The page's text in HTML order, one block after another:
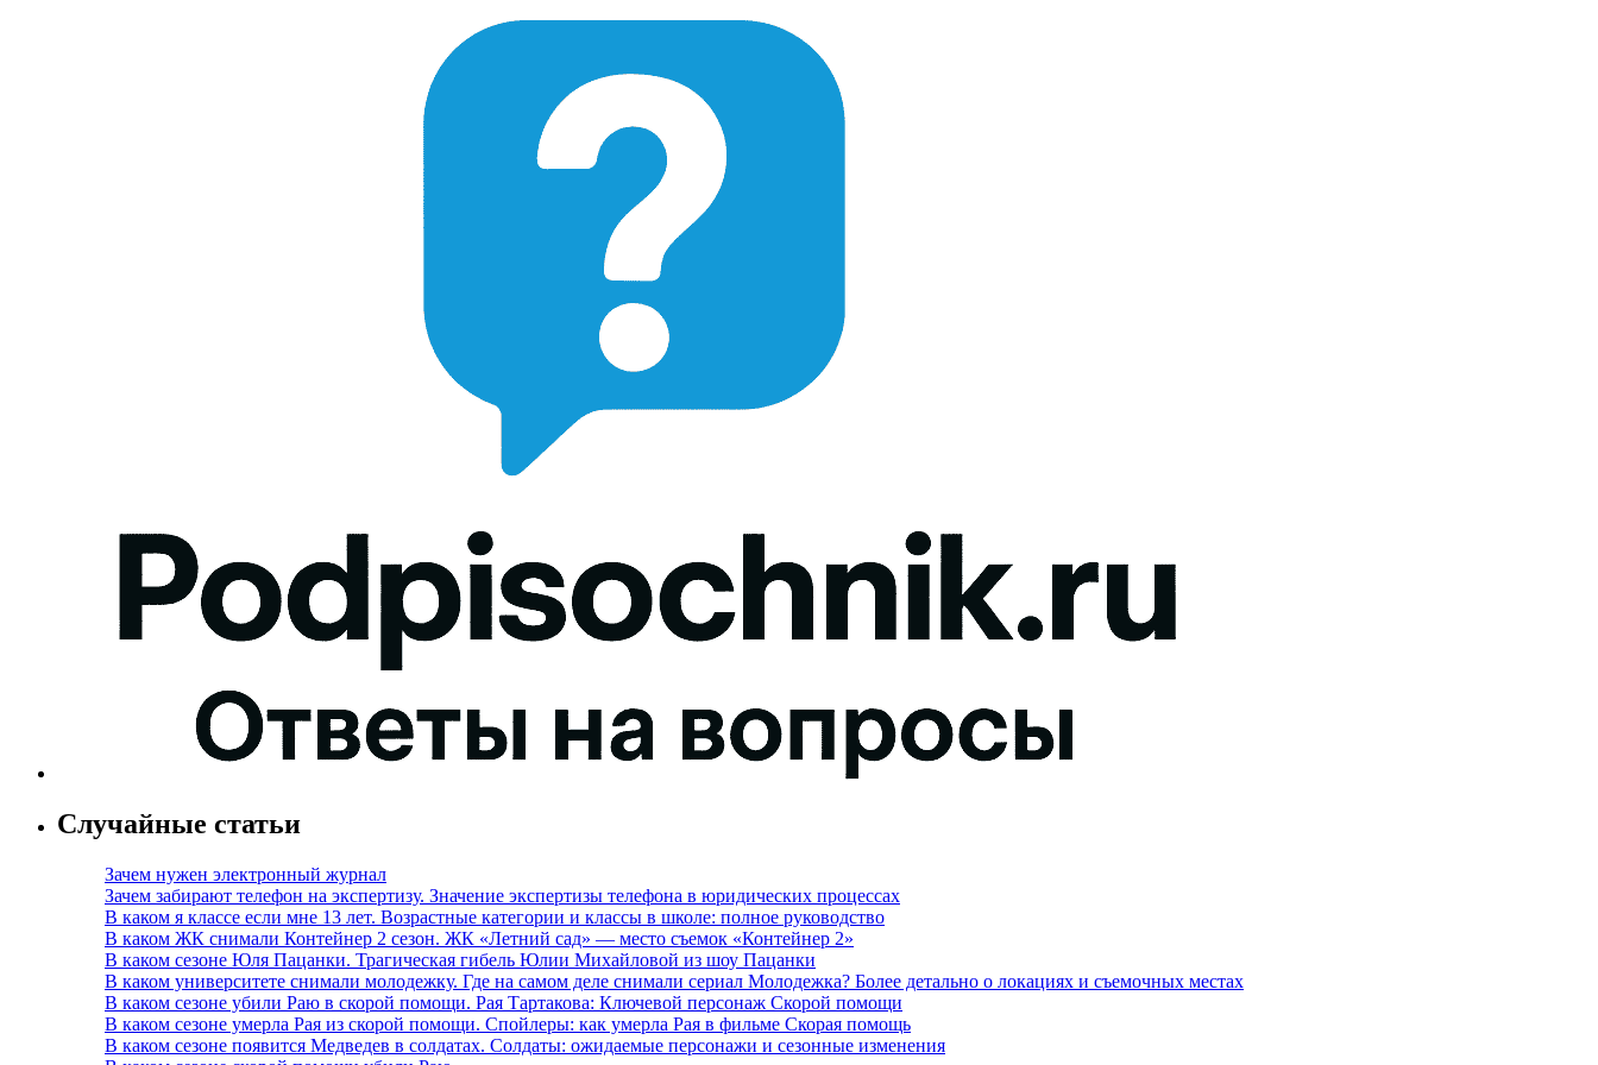
Случайные статьи
Зачем нужен электронный журнал
Зачем забирают телефон на экспертизу. Значение экспертизы телефона в юридических процессах
В каком я классе если мне 13 лет. Возрастные категории и классы в школе: полное руководство
В каком ЖК снимали Контейнер 2 сезон. ЖК «Летний сад» — место съемок «Контейнер 2»
В каком сезоне Юля Пацанки. Трагическая гибель Юлии Михайловой из шоу Пацанки
В каком университете снимали молодежку. Где на самом деле снимали сериал Молодежка? Более детально о локациях и съемочных местах
В каком сезоне убили Раю в скорой помощи. Рая Тартакова: Ключевой персонаж Скорой помощи
В каком сезоне умерла Рая из скорой помощи. Спойлеры: как умерла Рая в фильме Скорая помощь
В каком сезоне появится Медведев в солдатах. Солдаты: ожидаемые персонажи и сезонные изменения